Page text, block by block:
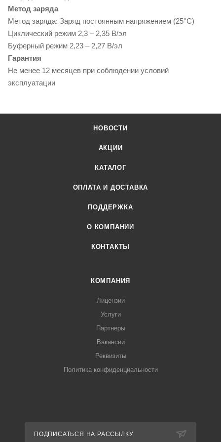
Метод заряда
Метод заряда: Заряд постоянным напряжением (25°C)
Циклический режим 2,3 – 2,35 В/эл
Буферный режим 2,23 – 2,27 В/эл
Гарантия
Не менее 12 месяцев при соблюдении условий
эксплуатации
НОВОСТИ
АКЦИИ
КАТАЛОГ
ОПЛАТА И ДОСТАВКА
ПОДДЕРЖКА
О КОМПАНИИ
КОНТАКТЫ
КОМПАНИЯ
Лицензии
Услуги
Партнеры
Вакансии
Реквизиты
Политика конфиденциальности
ПОДПИСАТЬСЯ НА РАССЫЛКУ